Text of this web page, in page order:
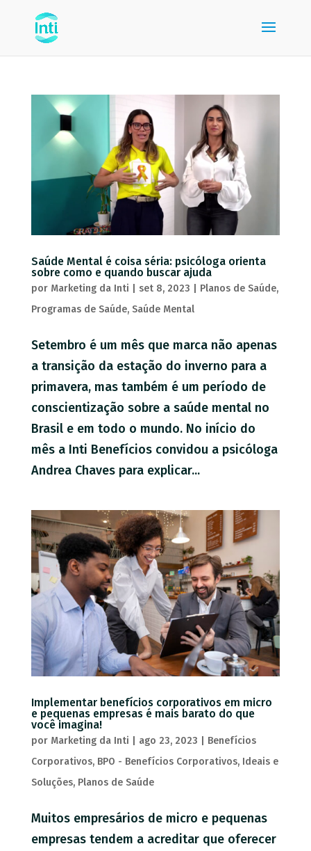
Saúde Mental é coisa séria: psicóloga orienta
sobre como e quando buscar ajuda
por Marketing da Inti set 8, 2023 Planos de Saúde,
Programas de Saúde, Saúde Mental
Setembro é um mês que marca não apenas
a transição da estação do inverno para a
primavera, mas também é um período de
conscientização sobre a saúde mental no
Brasil e em todo o mundo. No início do
mês a Inti Benefícios convidou a psicóloga
Andrea Chaves para explicar...
Implementar benefícios corporativos em micro
e pequenas empresas é mais barato do que
você imagina!
por Marketing da Inti ago 23, 2023
Benefícios
Corporativos, BPO - Benefícios Corporativos, Ideais e
Soluções, Planos de Saúde
Muitos empresários de micro e pequenas
empresas tendem a acreditar que oferecer